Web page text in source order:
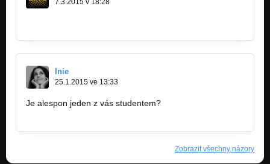
7.3.2015 v 18:28
Inie
25.1.2015 ve 13:33
Je alespon jeden z vás studentem?
Zobrazit všechny názory